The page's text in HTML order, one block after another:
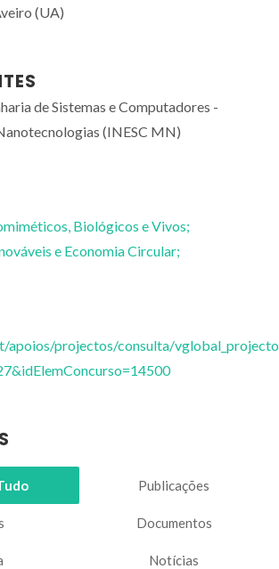
(UA)
de Sistemas e Computadores -
(INESC MN)
Biológicos e Vivos;
e Economia Circular;
projectos/consulta/
Publicações
Documentos
Notícias